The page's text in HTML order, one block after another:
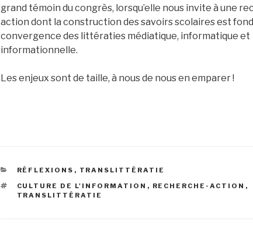
grand témoin du congrès, lorsqu’elle nous invite à une
action dont la construction des savoirs scolaires est
convergence des littératies médiatique, informatique et
informationnelle.
Les enjeux sont de taille, à nous de nous en emparer !
CATÉGORIES
RÉFLEXIONS , TRANSLITTÉRATIE
ÉTIQUETTES
CULTURE DE L'INFORMATION , RECHERCHE-ACTION ,
TRANSLITTÉRATIE